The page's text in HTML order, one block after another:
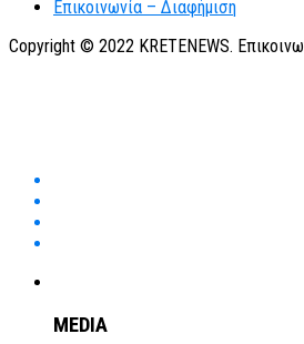
Επικοινωνία – Διαφήμιση
Copyright © 2022 KRETENEWS.
MEDIA